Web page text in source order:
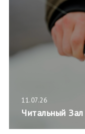
11.07.26
Читальный